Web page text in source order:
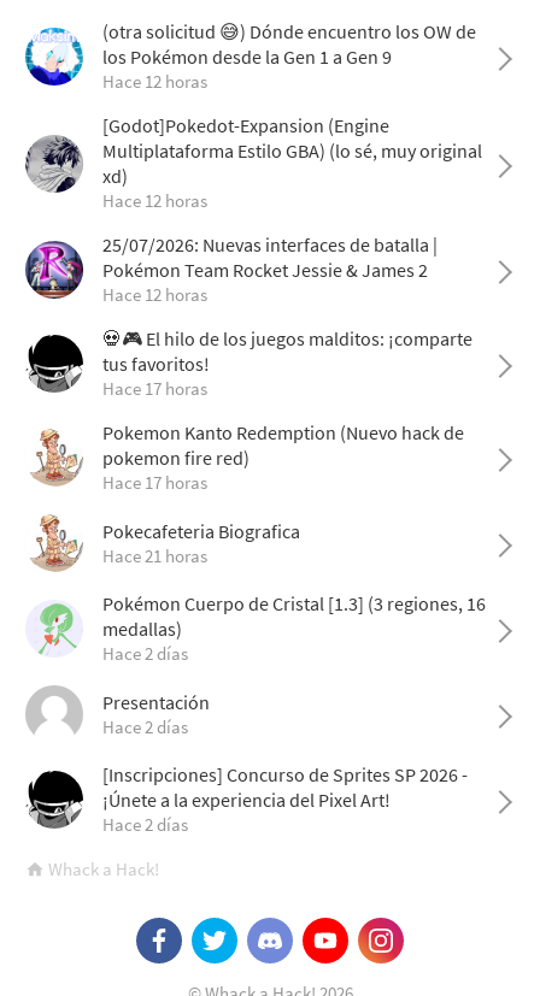
(otra solicitud 😅) Dónde encuentro los OW de
los Pokémon desde la Gen 1 a Gen 9
Hace 12 horas
[Godot]Pokedot-Expansion (Engine
Multiplataforma Estilo GBA) (lo sé, muy original
xd)
Hace 12 horas
25/07/2026: Nuevas interfaces de batalla |
Pokémon Team Rocket Jessie & James 2
Hace 12 horas
💀🎮 El hilo de los juegos malditos: ¡comparte
tus favoritos!
Hace 17 horas
Pokemon Kanto Redemption (Nuevo hack de
pokemon fire red)
Hace 17 horas
Pokecafeteria Biografica
Hace 21 horas
Pokémon Cuerpo de Cristal [1.3] (3 regiones, 16
medallas)
Hace 2 días
Presentación
Hace 2 días
[Inscripciones] Concurso de Sprites SP 2026 -
¡Únete a la experiencia del Pixel Art!
Hace 2 días
Whack a Hack!